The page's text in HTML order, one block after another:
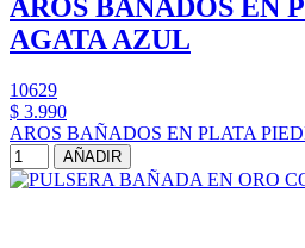
AROS BAÑADOS EN
AGATA AZUL
10629
$ 3.990
AROS BAÑADOS EN PLATA
AÑADIR